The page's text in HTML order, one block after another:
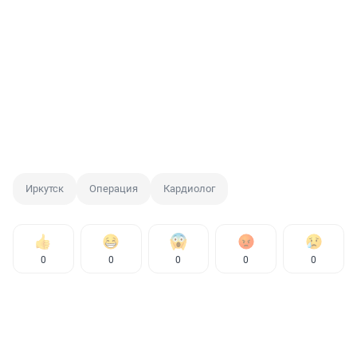
Иркутск Операция Кардиолог
0 0 0 0 0